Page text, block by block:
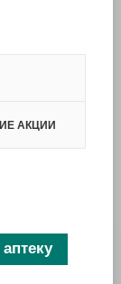
АКЦИИ